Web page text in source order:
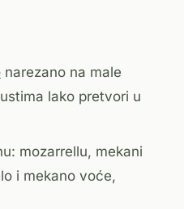
narezano na male
lako pretvori u
mozarrellu, mekani
i mekano voće,